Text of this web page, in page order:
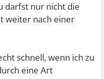
darfst nur nicht die
weiter nach einer
schnell, wenn ich zu
eine Art